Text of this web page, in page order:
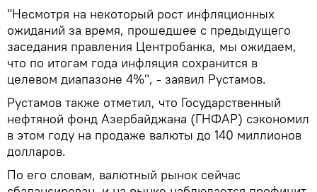
"Несмотря на некоторый рост инфляционных
ожиданий за время, прошедшее с предыдущего
заседания правления Центробанка, мы ожидаем,
что по итогам года инфляция сохранится в
целевом диапазоне 4%", - заявил Рустамов.
Рустамов также отметил, что Государственный
нефтяной фонд Азербайджана (ГНФАР) сэкономил
в этом году на продаже валюты до 140 миллионов
долларов.
По его словам, валютный рынок сейчас